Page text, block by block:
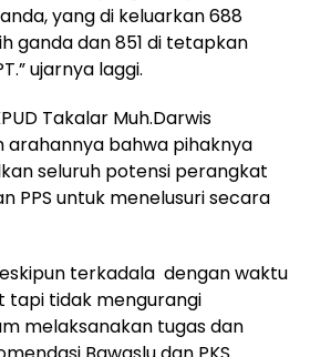
yang di keluarkan 688
ganda dan 851 di tetapkan
ujarnya laggi.
Takalar Muh.Darwis
bahwa pihaknya
seluruh potensi perangkat
PPS untuk menelusuri secara
terkadala dengan waktu
tapi tidak mengurangi
melaksanakan tugas dan